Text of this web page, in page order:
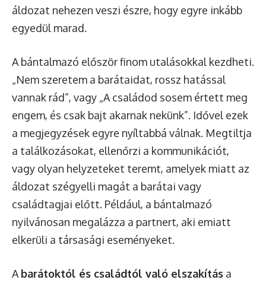
áldozat nehezen veszi észre, hogy egyre inkább
egyedül marad.
A bántalmazó először finom utalásokkal kezdheti.
„Nem szeretem a barátaidat, rossz hatással
vannak rád”, vagy „A családod sosem értett meg
engem, és csak bajt akarnak nekünk”. Idővel ezek
a megjegyzések egyre nyíltabbá válnak. Megtiltja
a találkozásokat, ellenőrzi a kommunikációt,
vagy olyan helyzeteket teremt, amelyek miatt az
áldozat szégyelli magát a barátai vagy
családtagjai előtt. Például, a bántalmazó
nyilvánosan megalázza a partnert, aki emiatt
elkerüli a társasági eseményeket.
Abarátoktól és családtól való elszakítás a